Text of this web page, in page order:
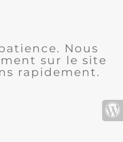
Nous
sur le site
rapidement.